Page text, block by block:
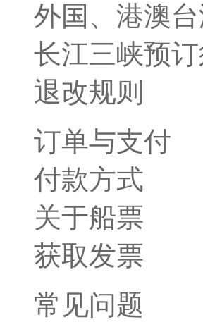
外国、港澳
长江三峡预
退改规则
订单与支付
付款方式
关于船票
获取发票
常见问题